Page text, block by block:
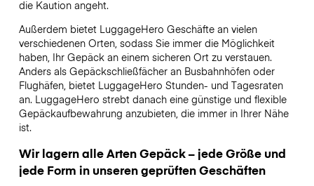
die Kaution angeht.
Außerdem bietet LuggageHero Geschäfte an vielen
verschiedenen Orten, sodass Sie immer die Möglichkeit
haben, Ihr Gepäck an einem sicheren Ort zu verstauen.
Anders als Gepäckschließfächer an Busbahnhöfen oder
Flughäfen, bietet LuggageHero Stunden- und Tagesraten
an. LuggageHero strebt danach eine günstige und flexible
Gepäckaufbewahrung anzubieten, die immer in Ihrer Nähe
ist.
Wir lagern alle Arten Gepäck – jede Größe und
jede Form in unseren geprüften Geschäften